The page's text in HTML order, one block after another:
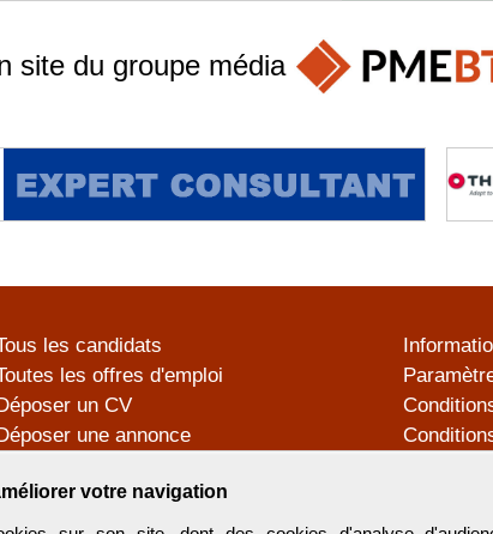
votre navigation
site du groupe média
les candidats
les offres d'emploi
Déposer un CV
Déposer une annonce